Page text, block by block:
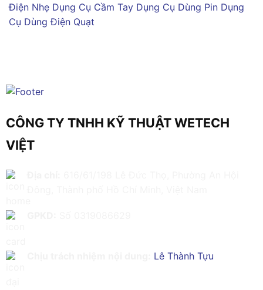
Điện Nhẹ Dụng Cụ Cầm Tay Dụng Cụ Dùng Pin Dụng
Cụ Dùng Điện Quạt
CÔNG TY TNHH KỸ THUẬT WETECH
VIỆT
Lê Thành Tựu